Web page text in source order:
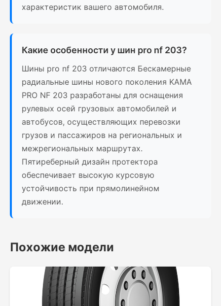
характеристик вашего автомобиля.
Какие особенности у шин pro nf 203?
Шины pro nf 203 отличаются Бескамерные
радиальные шины нового поколения KAMA
PRO NF 203 разработаны для оснащения
рулевых осей грузовых автомобилей и
автобусов, осуществляющих перевозки
грузов и пассажиров на региональных и
межрегиональных маршрутах.
Пятиреберный дизайн протектора
обеспечивает высокую курсовую
устойчивость при прямолинейном
движении.
Похожие модели